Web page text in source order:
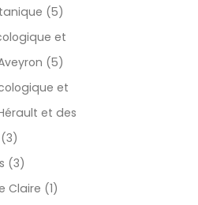
(5)
et
(5)
et
et des
(3)
Claire (1)